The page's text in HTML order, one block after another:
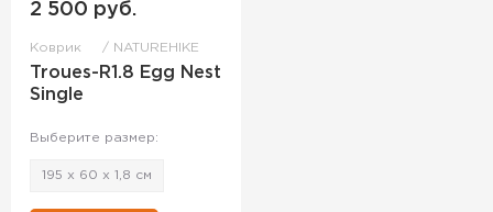
2 500 руб.
Коврик NATUREHIKE
Troues-R1.8 Egg Nest
Single
Выберите размер:
195 х 60 х 1,8 см